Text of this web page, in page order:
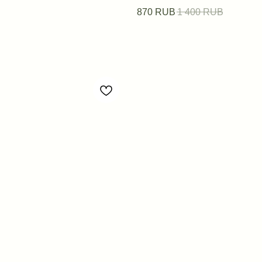
870 RUB 1 400 RUB